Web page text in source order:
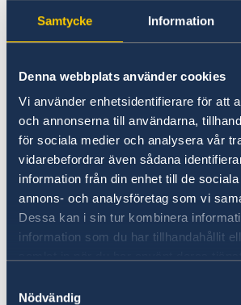
Samtycke Information
Denna webbplats använder cookies
Vi använder enhetsidentifierare för att
och annonserna till användarna,
för sociala medier och analysera vår
vidarebefordrar även sådana
information från din enhet till de
annons- och analysföretag som vi
Dessa kan i sin tur kombinera
information som du har tillhandahållit
Nödvändig
Vill du besöka
Här hittar du öppettider och
Ambassadens öppettider och